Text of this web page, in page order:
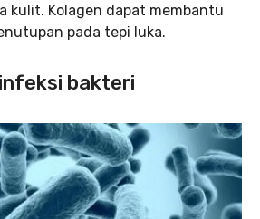
kulit. Kolagen dapat membantu
pada tepi luka.
bakteri